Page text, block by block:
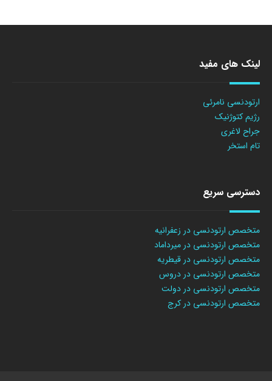
لینک های مفید
ارتودنسی نامرئی
رژیم کتوژنیک
جراح لاغری
تام استخر
دسترسی سریع
متخصص ارتودنسی در زعفرانیه
متخصص ارتودنسی در میرداماد
متخصص ارتودنسی در قیطریه
متخصص ارتودنسی در دروس
متخصص ارتودنسی در دولت
متخصص ارتودنسی در کرج